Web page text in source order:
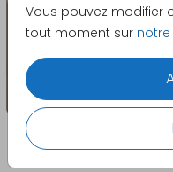
Vous pouvez modifier
tout moment sur